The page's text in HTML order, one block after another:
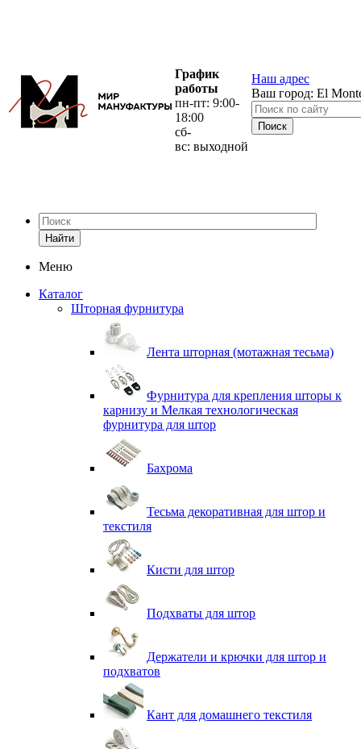
График
работы
пн-пт: 9:00-
18:00
сб-
вс: выходной
Наш адрес
Ваш город: El
Найти
Меню
Каталог
Шторная фурнитура
Лента шторная (мотажная тесьма)
Фурнитура для крепления шторы к
карнизу и Мелкая технологическая
фурнитура для штор
Бахрома
Тесьма декоративная для штор и
текстиля
Кисти для штор
Подхваты для штор
Держатели и крючки для штор и
подхватов
Кант для домашнего текстиля